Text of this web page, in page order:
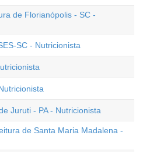
de Florianópolis - SC -
SC - Nutricionista
Juruti - PA - Nutricionista
de Santa Maria Madalena -